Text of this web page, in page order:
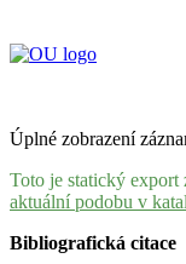
Úplné zobrazení
Toto je statický export
aktuální podobu v
Bibliografická citace